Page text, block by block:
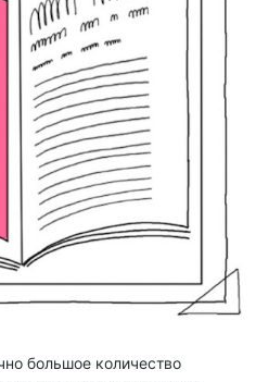
большое количество